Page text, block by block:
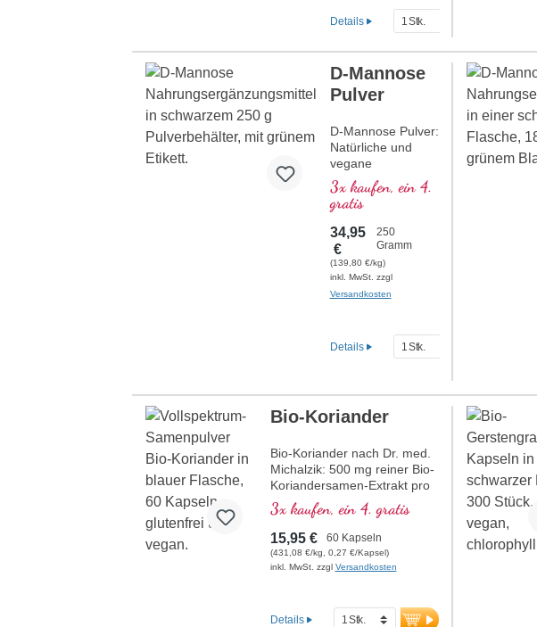
Zusatzstoffen und
Deutschland
hergestellt. Die
Versiegelung ist
aluminiumfrei.
Informationen zu
Curcuma
Details
D-Mannose
Pulver
D-Mannose Pulver:
Natürliche und
vegane
Unterstützung der
Blasengesundheit.
100 % reines D-
Mannose-Pulver,
hochrein und frei
von Zusatzstoffen.
250 g pro Dose,
flexibel dosierbar.
Informationen zu
D-Mannose
3x kaufen, ein 4.
gratis
34,95
€
250
Gramm
(139,80 €/kg)
inkl. MwSt. zzgl
Versandkosten
Details
Bio-Koriander
Bio-Koriander nach Dr. med.
Michalzik: 500 mg reiner Bio-
Koriandersamen-Extrakt pro
Kapsel. Alle wertvollen
Inhaltsstoffe des Korianders
in Premiumqualität. Vegan,
ohne Zusätze und mit
aluminiumfreier Versiegelung.
Kapseln
3x kaufen, ein 4. gratis
15,95 € 60 Kapseln
(431,08 €/kg, 0,27 €/Kapsel)
inkl. MwSt. zzgl Versandkosten
Details